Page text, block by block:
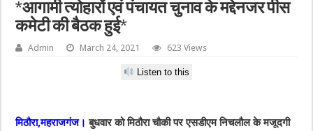
*आगामी त्योहारों एवं पंचायत चुनाव के मद्देनजर पीस
कमेटी की बैठक हुई*
Admin March 24, 2021 623 Views
Listen to this
मिठौरा,महराजगंज। बुधवार को मिठौरा चौकी पर एसडीएम निचलौल के मजूदगी